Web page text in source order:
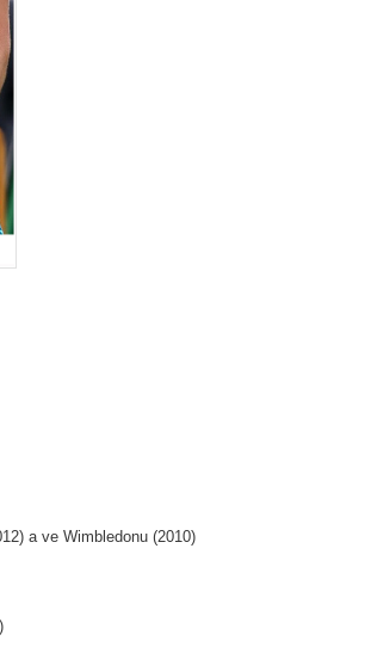
a ve Wimbledonu (2010)